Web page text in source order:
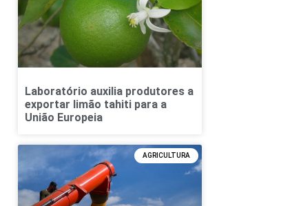
Laboratório auxilia produtores a
exportar limão tahiti para a
União Europeia
AGRICULTURA